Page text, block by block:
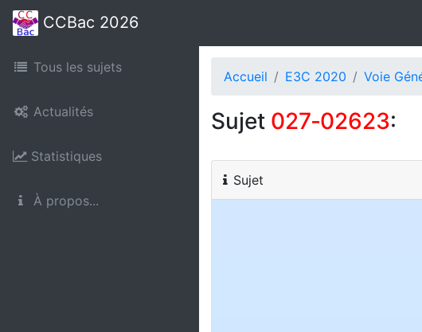
CCBac 2026
Tous les sujets
Actualités
Statistiques
À propos...
Accueil E3C 2020 Voie
Sujet 027‑02623:
Sujet